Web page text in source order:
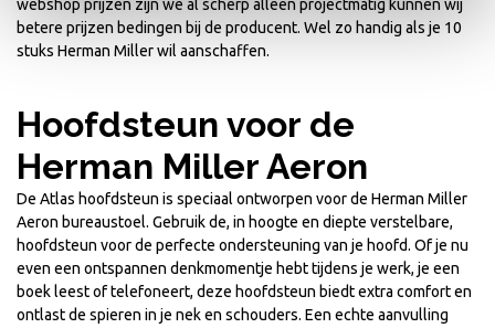
webshop prijzen zijn we al scherp alleen projectmatig kunnen wij
betere prijzen bedingen bij de producent. Wel zo handig als je 10
stuks Herman Miller wil aanschaffen.
Hoofdsteun voor de
Herman Miller Aeron
De Atlas hoofdsteun is speciaal ontworpen voor de Herman Miller
Aeron bureaustoel. Gebruik de, in hoogte en diepte verstelbare,
hoofdsteun voor de perfecte ondersteuning van je hoofd. Of je nu
even een ontspannen denkmomentje hebt tijdens je werk, je een
boek leest of telefoneert, deze hoofdsteun biedt extra comfort en
ontlast de spieren in je nek en schouders. Een echte aanvulling